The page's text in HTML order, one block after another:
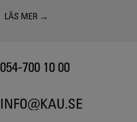
LÄS MER
054-700 10 00
INFO@KAU.SE